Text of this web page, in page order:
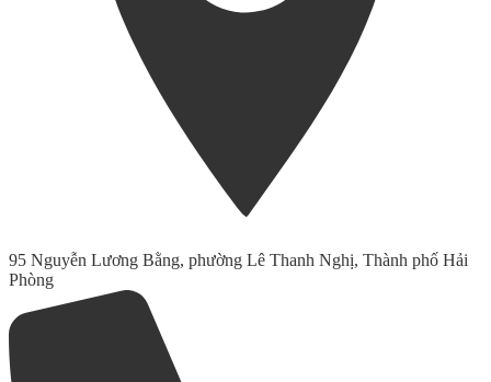
95 Nguyễn Lương Bằng, phường Lê Thanh Nghị, Thành phố Hải
Phòng